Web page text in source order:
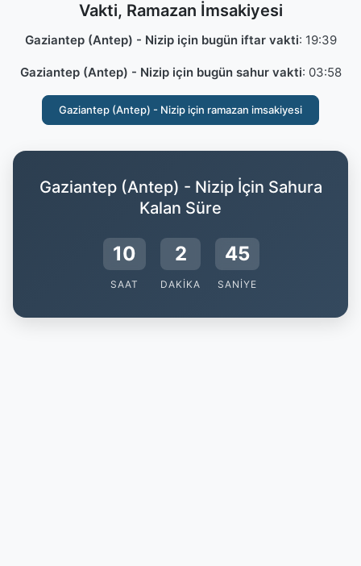
Vakti, Ramazan İmsakiyesi
Gaziantep (Antep) - Nizip için bugün iftar vakti: 19:39
Gaziantep (Antep) - Nizip için bugün sahur vakti: 03:58
Gaziantep (Antep) - Nizip için ramazan imsakiyesi
Gaziantep (Antep) - Nizip İçin Sahura
Kalan Süre
10
SAAT
2
DAKIKA
44
SANIYE